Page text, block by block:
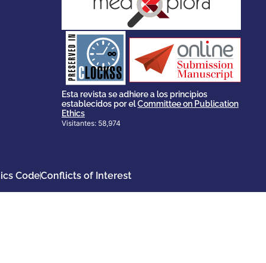
CLOCKSS is a dak archive that
ensures the long-term
survival of web-based
scholary publications,
governed by and for its
stakeholders.
Esta revista se adhiere a los principios
establecidos por elCommittee on Publication
Ethics
Visitantes: 58,974
CodeConflicts of Interest